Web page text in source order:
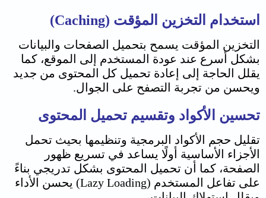
استخدام التخزين المؤقت (Caching)
التخزين المؤقت يسمح بتحميل الصفحات والبيانات
بشكل أسرع عند عودة المستخدم إلى الموقع، كما
يقلل الحاجة إلى إعادة تحميل كل المحتوى من جديد
ويحسن من تجربة التصفح على الجوال.
تحسين الأكواد وتقسيم تحميل المحتوى
تقليل حجم الأكواد البرمجية وتنظيمها بحيث تحمل
الأجزاء الأساسية أولًا يساعد في تسريع ظهور
الصفحة، كما أن تحميل المحتوى بشكل تدريجي بناءً
على تفاعل المستخدم (Lazy Loading) يحسن الأداء